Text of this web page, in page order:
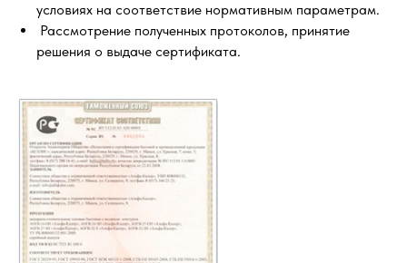
условиях на соответствие нормативным параметрам.
Рассмотрение полученных протоколов, принятие
решения о выдаче сертификата.